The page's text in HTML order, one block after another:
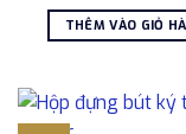
là:
THÊM VÀO GIỎ